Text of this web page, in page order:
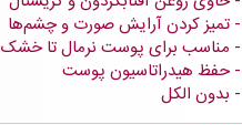
تمیز کردن آرایش صورت و چشم‌ها
مناسب برای پوست نرمال تا خشک
حفظ هیدراتاسیون پوست
بدون الکل